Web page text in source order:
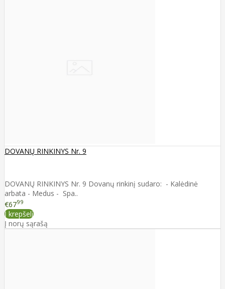
DOVANŲ RINKINYS Nr. 9
DOVANŲ RINKINYS Nr. 9 Dovanų rinkinį sudaro: - Kalėdinė
arbata - Medus - Spa..
€6799
Į krepšelį
Į norų sąrašą